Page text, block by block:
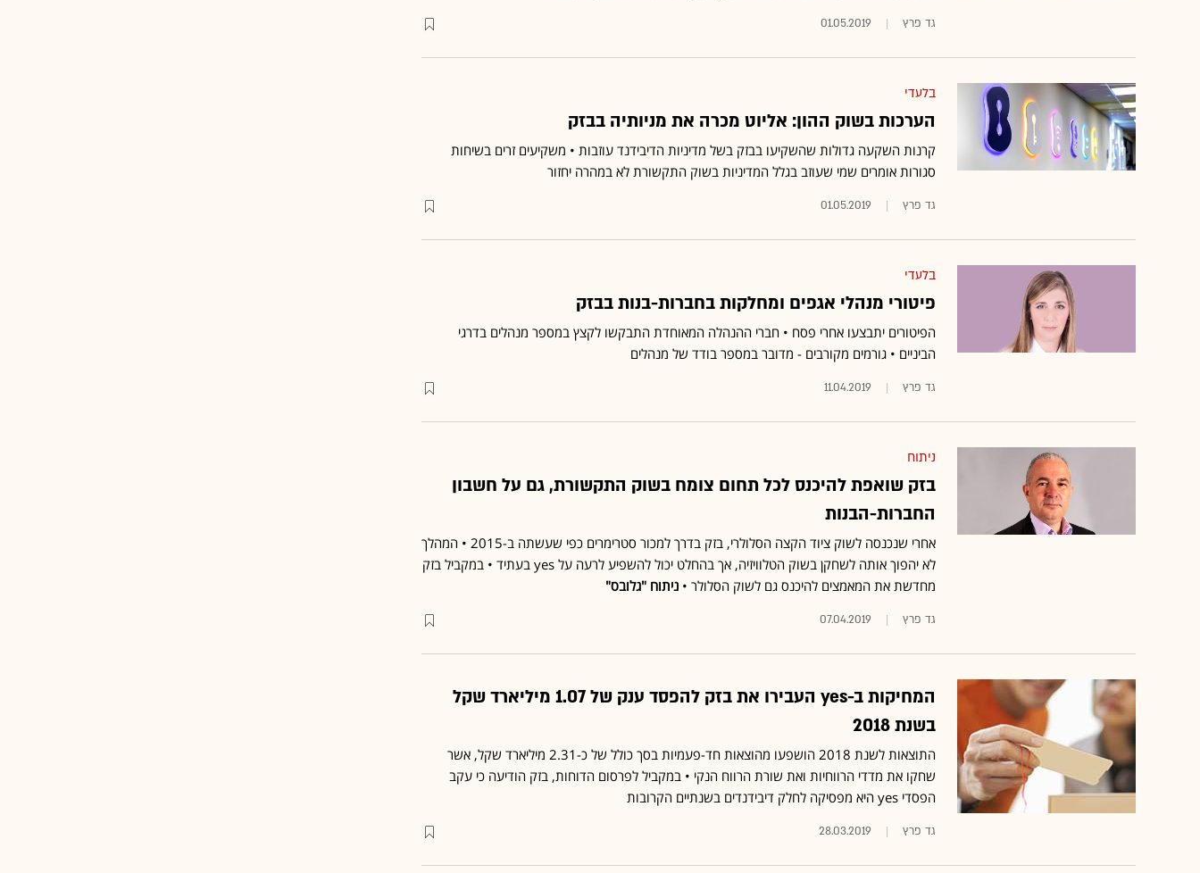
גד פרץ 01.05.2019
בלעדי
הערכות בשוק ההון: אליוט מכרה את מניותיה בבזק
קרנות השקעה גדולות שהשקיעו בבזק בשל מדיניות הדיבידנד עוזבות • משקיעים זרים בשיחות
סגורות אומרים שמי שעוזב בגלל המדיניות בשוק התקשורת לא במהרה יחזור
גד פרץ 01.05.2019
בלעדי
פיטורי מנהלי אגפים ומחלקות בחברות-בנות בבזק
הפיטורים יתבצעו אחרי פסח • חברי ההנהלה המאוחדת התבקשו לקצץ במספר מנהלים בדרגי
הביניים • גורמים מקורבים - מדובר במספר בודד של מנהלים
גד פרץ 11.04.2019
ניתוח
בזק שואפת להיכנס לכל תחום צומח בשוק התקשורת, גם על חשבון
החברות-הבנות
אחרי שנכנסה לשוק ציוד הקצה הסלולרי, בזק בדרך למכור סטרימרים כפי שעשתה ב-2015 • המהלך
לא יהפוך אותה לשחקן בשוק הטלוויזיה, אך בהחלט יכול להשפיע לרעה על yes בעתיד • במקביל בזק
מחדשת את המאמצים להיכנס גם לשוק הסלולר • ניתוח "גלובס"
גד פרץ 07.04.2019
המחיקות ב-yes העבירו את בזק להפסד ענק של 1.07 מיליארד שקל
בשנת 2018
התוצאות לשנת 2018 הושפעו מהוצאות חד-פעמיות בסך כולל של כ-2.31 מיליארד שקל, אשר
שחקו את מדדי הרווחיות ואת שורת הרווח הנקי • במקביל לפרסום הדוחות, בזק הודיעה כי עקב
הפסדי yes היא מפסיקה לחלק דיבידנדים בשנתיים הקרובות
גד פרץ 28.03.2019